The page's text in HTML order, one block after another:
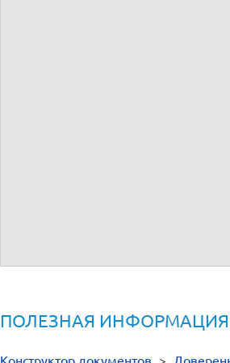
ПОЛЕЗНАЯ ИНФОРМАЦИЯ